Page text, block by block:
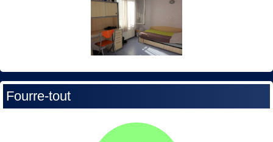
Fourre-tout